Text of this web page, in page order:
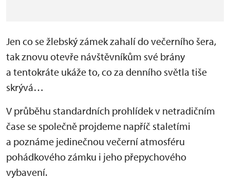
Jen co se žlebský zámek zahalí do večerního šera,
tak znovu otevře návštěvníkům své brány
a tentokráte ukáže to, co za denního světla tiše
skrývá…
V průběhu standardních prohlídek v netradičním
čase se společně projdeme napříč staletími
a poznáme jedinečnou večerní atmosféru
pohádkového zámku i jeho přepychového
vybavení.